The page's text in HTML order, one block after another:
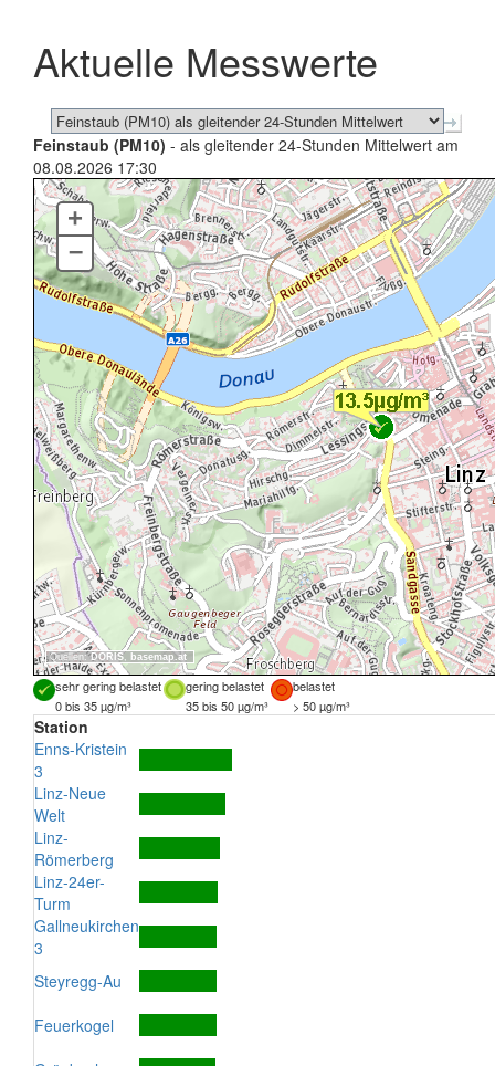
schließen
Aktuelle Messwerte
Feinstaub (PM10) - als gleitender 24-Stunden Mittelwert am
08.08.2026 17:30
Quellen:DORIS, basemap.at
+
–
sehr gering belastet gering belastet
belastet
0 bis 35 µg/m³
35 bis 50 µg/m³ > 50 µg/m³
Station
Enns-Kristein
3
Linz-Neue
Welt
Linz-
Römerberg
Linz-24er-
Turm
Gallneukirchen
3
Steyregg-Au
Feuerkogel